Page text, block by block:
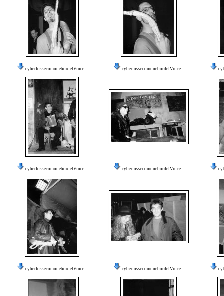
cyberfossecomunebordelVince... cyberfossecomunebordelVince...
cyberfossecomunebordelVince... cyberfossecomunebordelVince...
cyberfossecomunebordelVince... cyberfossecomunebordelVince...